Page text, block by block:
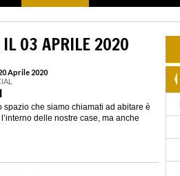
IL 03 APRILE 2020
Aprile 2020
spazio che siamo chiamati ad abitare è
delle nostre case, ma anche